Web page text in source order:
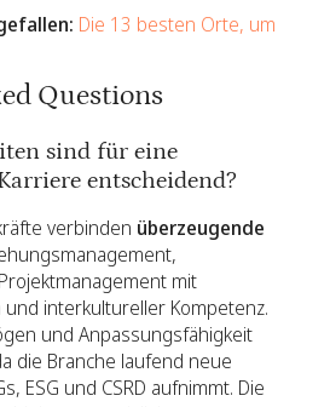
Die 13 besten Orte, um
Questions
sind für eine
entscheidend?
verbinden überzeugende
mit
interkultureller Kompetenz.
und Anpassungsfähigkeit
die Branche laufend neue
ESG und CSRD aufnimmt. Die